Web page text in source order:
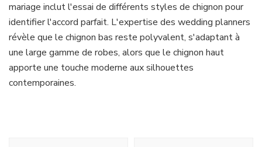
mariage inclut l'essai de différents styles de chignon pour
identifier l'accord parfait. L'expertise des wedding planners
révèle que le chignon bas reste polyvalent, s'adaptant à
une large gamme de robes, alors que le chignon haut
apporte une touche moderne aux silhouettes
contemporaines.